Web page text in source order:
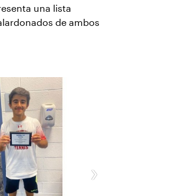
una lista
de ambos
›